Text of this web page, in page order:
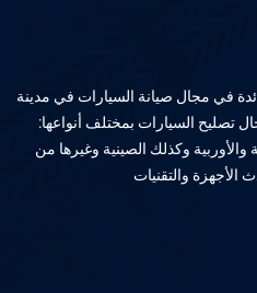
في مجال صيانة السيارات في مدينة
تصليح السيارات بمختلف أنواعها:
والأوربية وكذلك الصينية وغيرها من
الأجهزة والتقنيات